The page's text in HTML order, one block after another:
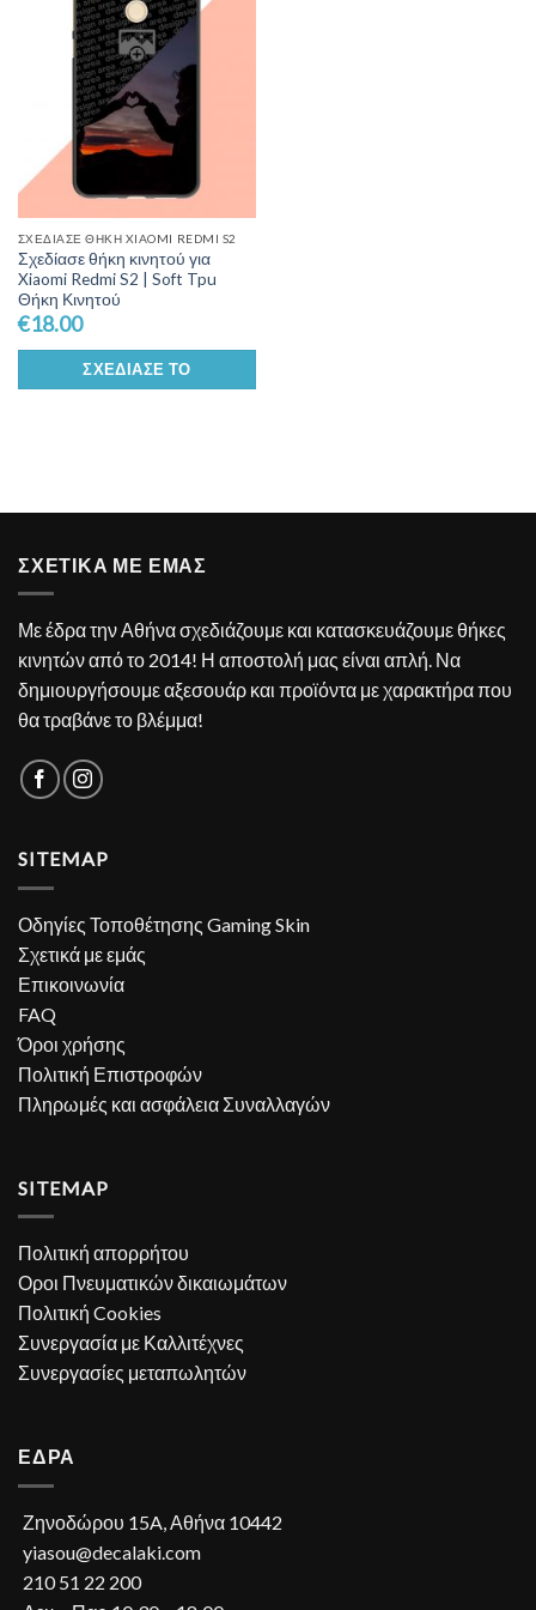
Wishlist
ΣΧΕΔΊΑΣΕ ΘΉΚΗ XIAOMI REDMI S2
Σχεδίασε θήκη κινητού για
Xiaomi Redmi S2 | Soft Tpu
Θήκη Κινητού
€18.00
ΣΧΕΔΊΑΣΕ ΤΟ
ΣΧΕΤΙΚΑ ΜΕ ΕΜΑΣ
Με έδρα την Αθήνα σχεδιάζουμε και κατασκευάζουμε θήκες
κινητών από το 2014! Η αποστολή μας είναι απλή. Να
δημιουργήσουμε αξεσουάρ και προϊόντα με χαρακτήρα που
θα τραβάνε το βλέμμα!
SITEMAP
Οδηγίες Τοποθέτησης Gaming Skin
Σχετικά με εμάς
Επικοινωνία
FAQ
Όροι χρήσης
Πολιτική Επιστροφών
Πληρωμές και ασφάλεια Συναλλαγών
SITEMAP
Πολιτική απορρήτου
Οροι Πνευματικών δικαιωμάτων
Πολιτική Cookies
Συνεργασία με Καλλιτέχνες
Συνεργασίες μεταπωλητών
ΕΔΡΑ
Ζηνοδώρου 15A, Αθήνα 10442
yiasou@decalaki.com
210 51 22 200